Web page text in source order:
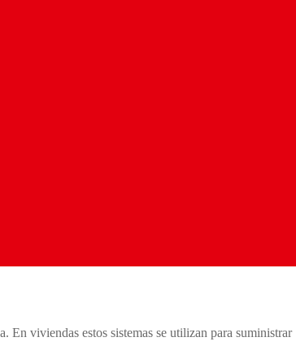
En viviendas estos sistemas se utilizan para suministrar